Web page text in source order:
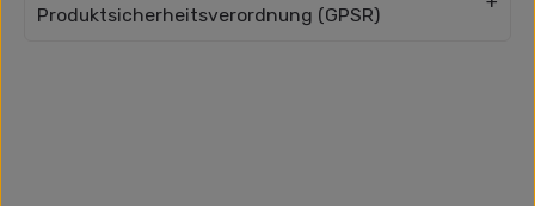
Produktsicherheitsverordnung (GPSR)